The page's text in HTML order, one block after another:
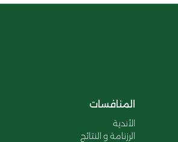
المنافسات
الأندية
الرزنامة و النتائج